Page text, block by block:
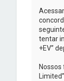
tentar
+EV”
Nossos